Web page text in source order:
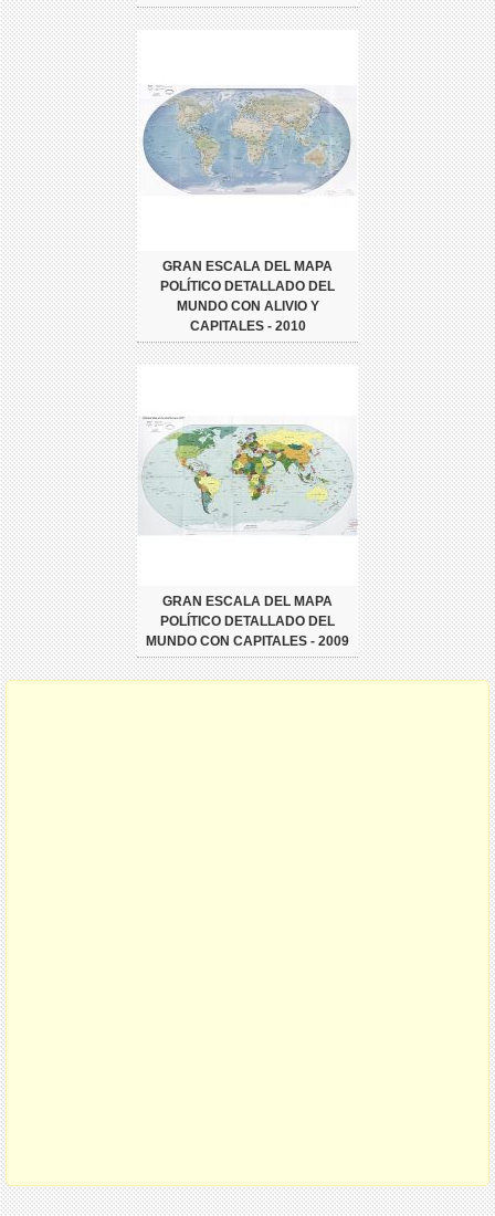
GRAN ESCALA DEL MAPA
POLÍTICO DETALLADO DEL
MUNDO CON ALIVIO Y
CAPITALES - 2010
GRAN ESCALA DEL MAPA
POLÍTICO DETALLADO DEL
MUNDO CON CAPITALES - 2009